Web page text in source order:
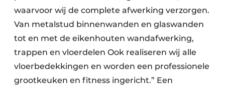
waarvoor wij de complete afwerking verzorgen.
Van metalstud binnenwanden en glaswanden
tot en met de eikenhouten wandafwerking,
trappen en vloerdelen Ook realiseren wij alle
vloerbedekkingen en worden een professionele
grootkeuken en fitness ingericht.” Een